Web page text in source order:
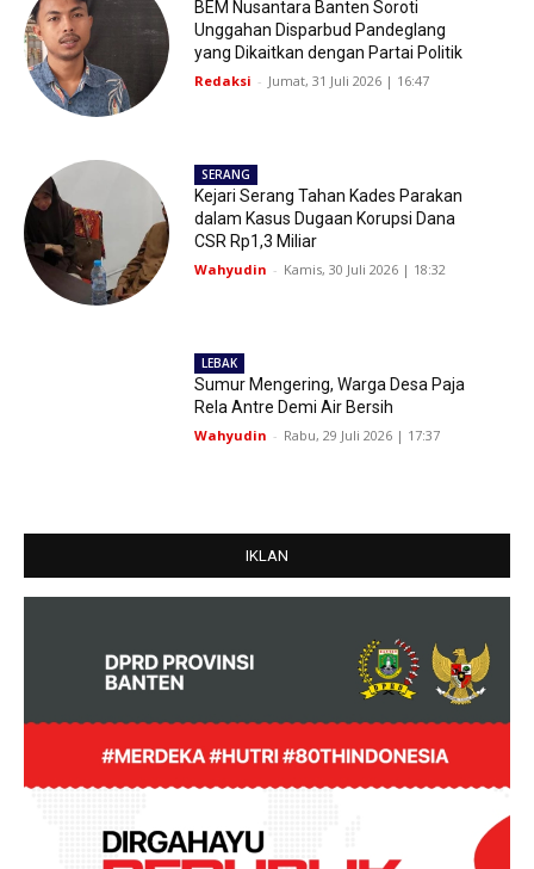
BEM Nusantara Banten Soroti
Unggahan Disparbud Pandeglang
yang Dikaitkan dengan Partai Politik
Redaksi - Jumat, 31 Juli 2026 | 16:47
SERANG
Kejari Serang Tahan Kades Parakan
dalam Kasus Dugaan Korupsi Dana
CSR Rp1,3 Miliar
Wahyudin - Kamis, 30 Juli 2026 | 18:32
LEBAK
Sumur Mengering, Warga Desa Paja
Rela Antre Demi Air Bersih
Wahyudin - Rabu, 29 Juli 2026 | 17:37
IKLAN